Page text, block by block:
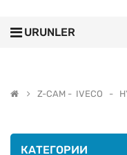
URUNLER
Z-CAM - IVECO -
КАТЕГОРИИ